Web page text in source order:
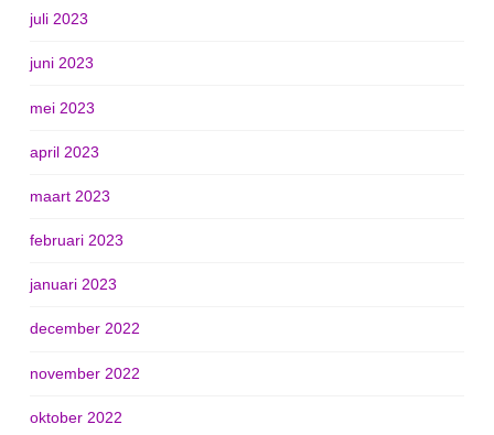
juli 2023
juni 2023
mei 2023
april 2023
maart 2023
februari 2023
januari 2023
december 2022
november 2022
oktober 2022